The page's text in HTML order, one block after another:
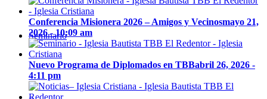
Seminario
Conferencia Misionera 2026 – Amigos y Vecinosmayo 21,
2026 - 10:09 am
Nuevo Programa de Diplomados en TBBabril 26, 2026 -
4:11 pm